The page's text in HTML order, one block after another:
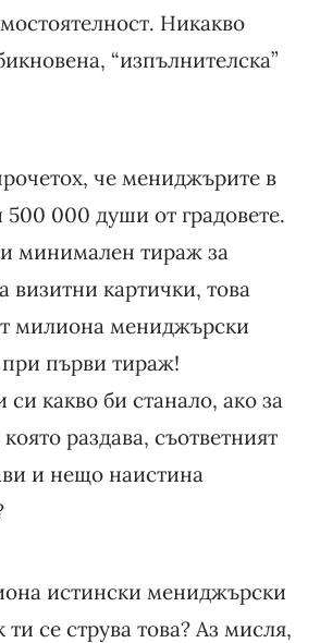
Никакво
“изпълнителска”
че мениджърите в
500 000 души от градовете.
минимален тираж за
визитни картички, това
милиона мениджърски
първи тираж!
какво би станало, ако за
раздава, съответният
и нещо наистина
истински мениджърски
се струва това? Аз мисля,